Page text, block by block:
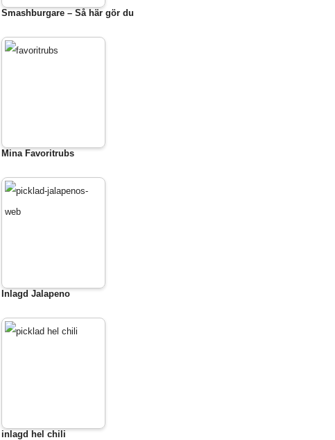
Smashburgare – Så här gör du
Mina Favoritrubs
Inlagd Jalapeno
inlagd hel chili